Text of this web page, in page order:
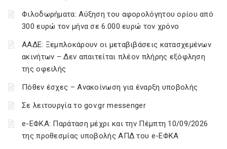
Φιλοδωρήματα: Αύξηση του αφορολόγητου ορίου από
300 ευρώ τον μήνα σε 6.000 ευρώ τον χρόνο
ΑΑΔΕ: Ξεμπλοκάρουν οι μεταβιβάσεις κατασχεμένων
ακινήτων – Δεν απαιτείται πλέον πλήρης εξόφληση
της οφειλής
Πόθεν έσχες – Ανακοίνωση για έναρξη υποβολής
Σε λειτουργία το gov.gr messenger
e-ΕΦΚΑ: Παράταση μέχρι και την Πέμπτη 10/09/2026
της προθεσμίας υποβολής ΑΠΔ του e-ΕΦΚΑ